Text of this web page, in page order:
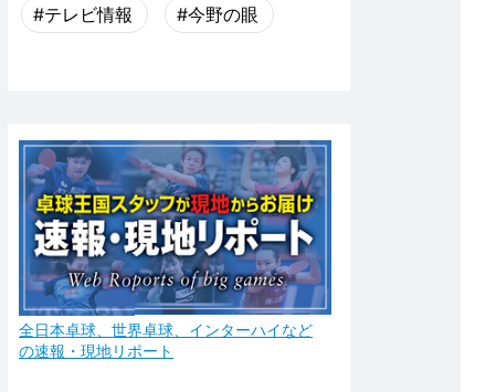
#テレビ情報 #今野の眼
全日本卓球、世界卓球、インターハイなど
の速報・現地リポート